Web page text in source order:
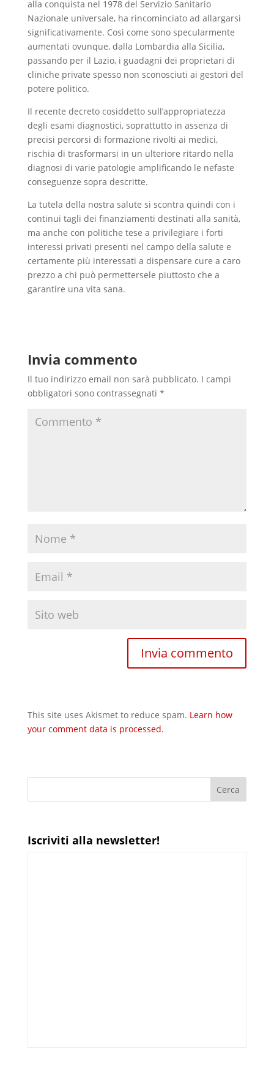
alla conquista nel 1978 del Servizio Sanitario
Nazionale universale, ha rincominciato ad allargarsi
significativamente. Così come sono specularmente
aumentati ovunque, dalla Lombardia alla Sicilia,
passando per il Lazio, i guadagni dei proprietari di
cliniche private spesso non sconosciuti ai gestori del
potere politico.
Il recente decreto cosiddetto sull’appropriatezza
degli esami diagnostici, soprattutto in assenza di
precisi percorsi di formazione rivolti ai medici,
rischia di trasformarsi in un ulteriore ritardo nella
diagnosi di varie patologie amplificando le nefaste
conseguenze sopra descritte.
La tutela della nostra salute si scontra quindi con i
continui tagli dei finanziamenti destinati alla sanità,
ma anche con politiche tese a privilegiare i forti
interessi privati presenti nel campo della salute e
certamente più interessati a dispensare cure a caro
prezzo a chi può permettersele piuttosto che a
garantire una vita sana.
Invia commento
Il tuo indirizzo email non sarà pubblicato. I campi
obbligatori sono contrassegnati *
This site uses Akismet to reduce spam. Learn how
your comment data is processed.
Iscriviti alla newsletter!